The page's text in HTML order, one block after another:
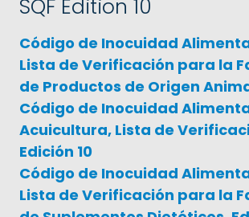
SQF Edition 10
Código de Inocuidad
Lista de Verificación para la
de Productos de Origen
Código de Inocuidad
Acuicultura, Lista de
Edición 10
Código de Inocuidad
Lista de Verificación para la